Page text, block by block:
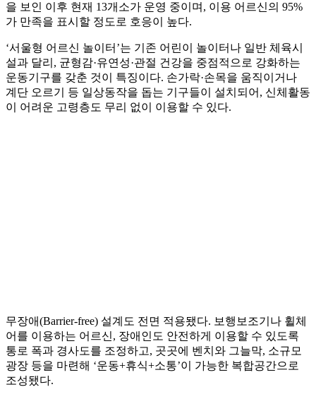
을 보인 이후 현재 13개소가 운영 중이며, 이용 어르신의 95%
가 만족을 표시할 정도로 호응이 높다.
‘서울형 어르신 놀이터’는 기존 어린이 놀이터나 일반 체육시
설과 달리, 균형감·유연성·관절 건강을 중점적으로 강화하는
운동기구를 갖춘 것이 특징이다. 손가락·손목을 움직이거나
계단 오르기 등 일상동작을 돕는 기구들이 설치되어, 신체활동
이 어려운 고령층도 무리 없이 이용할 수 있다.
무장애(Barrier-free) 설계도 전면 적용됐다. 보행보조기나 휠체
어를 이용하는 어르신, 장애인도 안전하게 이용할 수 있도록
통로 폭과 경사도를 조정하고, 곳곳에 벤치와 그늘막, 소규모
광장 등을 마련해 ‘운동+휴식+소통’이 가능한 복합공간으로
조성됐다.